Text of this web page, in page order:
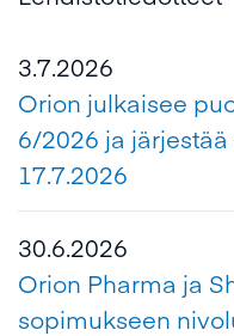
3.7.2026
Orion julkaisee
6/2026 ja
17.7.2026
30.6.2026
Orion Pharma ja
sopimukseen